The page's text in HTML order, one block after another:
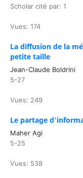
Scholar cité par: 1
Vues: 174
La diffusion de la
petite taille
Jean-Claude Boldrini
5-27
Vues: 249
Le partage
Maher Agi
5-25
Vues: 538